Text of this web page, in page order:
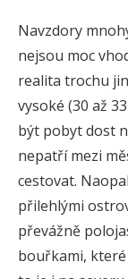
Navzdory
nejsou moc
realita trochu
vysoké (30 až
být pobyt dost
nepatří mezi
cestovat.
přilehlými
převážně
bouřkami,